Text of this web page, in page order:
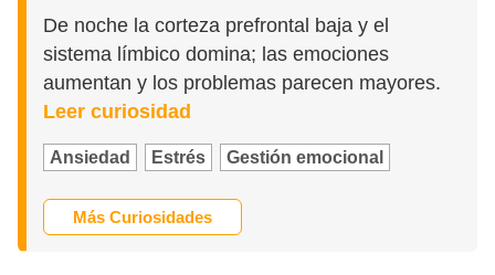
De noche la corteza prefrontal baja y el
sistema límbico domina; las emociones
aumentan y los problemas parecen mayores.
Leer curiosidad
Ansiedad Estrés Gestión emocional
Más Curiosidades